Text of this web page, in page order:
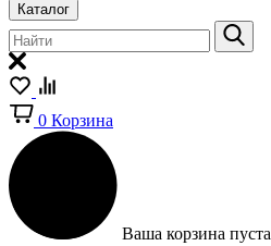
Каталог
0 Корзина
Ваша корзина пуста